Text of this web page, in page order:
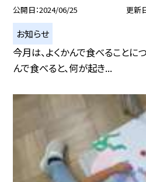
公開日 2024/06/25 更新
お知らせ
今月は、よくかんで食べることに
んで食べると、何が起き...